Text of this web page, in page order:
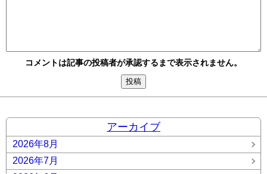
コメントは記事の投稿者が承認するまで表示されません。
アーカイブ
2026年8月
2026年7月